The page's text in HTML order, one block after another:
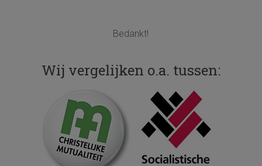
Bedankt!
Wij vergelijken o.a. tussen: